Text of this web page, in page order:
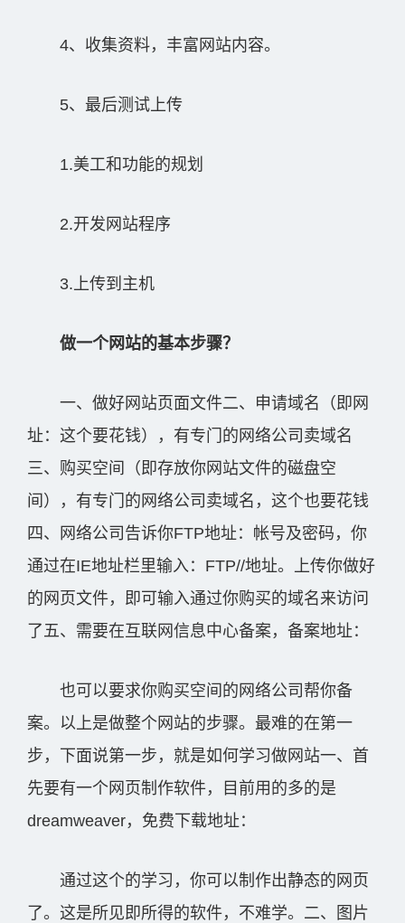
4、收集资料，丰富网站内容。
5、最后测试上传
1.美工和功能的规划
2.开发网站程序
3.上传到主机
做一个网站的基本步骤？
一、做好网站页面文件二、申请域名（即网
址：这个要花钱），有专门的网络公司卖域名
三、购买空间（即存放你网站文件的磁盘空
间），有专门的网络公司卖域名，这个也要花钱
四、网络公司告诉你FTP地址：帐号及密码，你
通过在IE地址栏里输入：FTP//地址。上传你做好
的网页文件，即可输入通过你购买的域名来访问
了五、需要在互联网信息中心备案，备案地址：
也可以要求你购买空间的网络公司帮你备
案。以上是做整个网站的步骤。最难的在第一
步，下面说第一步，就是如何学习做网站一、首
先要有一个网页制作软件，目前用的多的是
dreamweaver，免费下载地址：
通过这个的学习，你可以制作出静态的网页
了。这是所见即所得的软件，不难学。二、图片